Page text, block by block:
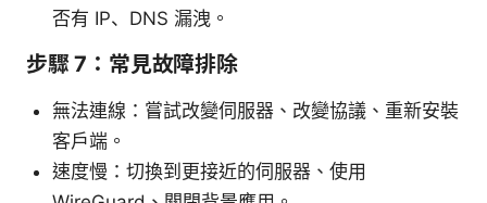
否有 IP、DNS 漏洩。
步驟 7：常見故障排除
無法連線：嘗試改變伺服器、改變協議、重新安裝
客戶端。
速度慢：切換到更接近的伺服器、使用